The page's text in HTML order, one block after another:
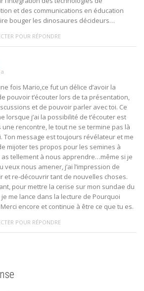
et des communications en éducation
bouger les dinosaures décideurs…
POUR RÉPONDRE
fois Mario,ce fut un délice d’avoir la
pouvoir t’écouter lors de ta présentation,
et de pouvoir parler avec toi. Ce
lorsque j’ai la possibilité de t’écouter est
une rencontre, le tout ne se termine pas là
Ton message est toujours révélateur et me
mijoter tes propos pour les semines à
as tellement à nous apprendre…même si je
veux nous amener, j’ai l’impression de
et re-découvrir tant de nouvelles choses.
pour mettre la cerise sur mon sundae du
je me lance dans la lecture de Pourquoi
encore et continue à être ce que tu es.
POUR RÉPONDRE